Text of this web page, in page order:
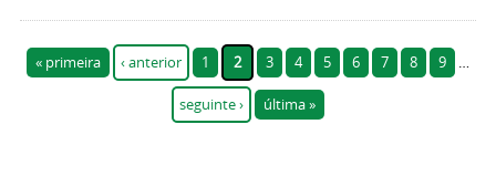
« primeira ‹ anterior 1 2 3 4 5 6 7 8 9 …
seguinte › última »